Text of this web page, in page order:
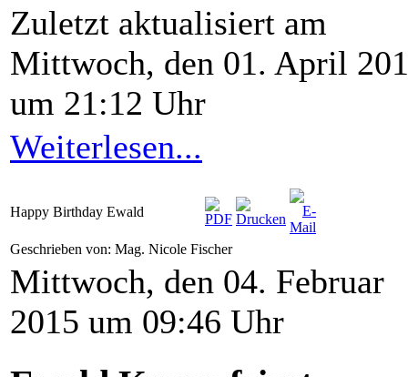
Zuletzt aktualisiert am
Mittwoch, den 01. April
um 21:12 Uhr
Weiterlesen...
Happy Birthday Ewald
Geschrieben von: Mag. Nicole Fischer
Mittwoch, den 04. Februar
2015 um 09:46 Uhr